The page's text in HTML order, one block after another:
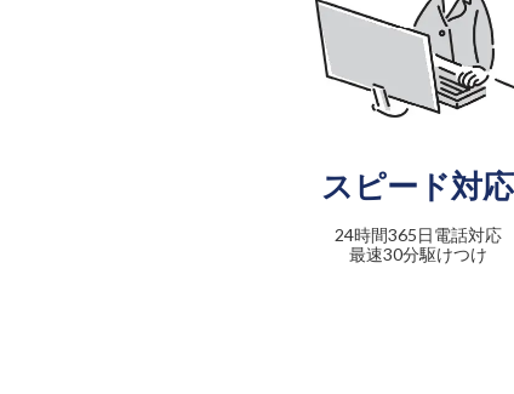
スピード対応
24時間365日電話対応
最速30分駆けつけ